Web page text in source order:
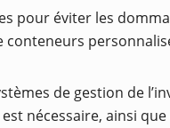
pour éviter les
conteneurs
de gestion de
nécessaire, ainsi